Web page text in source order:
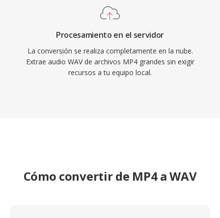
Procesamiento en el servidor
La conversión se realiza completamente en la nube.
Extrae audio WAV de archivos MP4 grandes sin exigir
recursos a tu equipo local.
Cómo convertir de MP4 a WAV